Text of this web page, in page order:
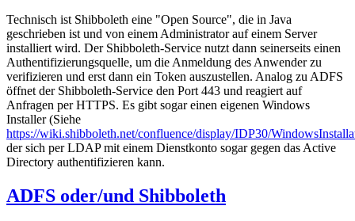
Technisch ist Shibboleth eine "Open Source", die in Java
geschrieben ist und von einem Administrator auf einem Server
installiert wird. Der Shibboleth-Service nutzt dann seinerseits einen
Authentifizierungsquelle, um die Anmeldung des Anwender zu
verifizieren und erst dann ein Token auszustellen. Analog zu ADFS
öffnet der Shibboleth-Service den Port 443 und reagiert auf
Anfragen per HTTPS. Es gibt sogar einen eigenen Windows
Installer (Siehe
https://wiki.shibboleth.net/confluence/display/IDP30/
der sich per LDAP mit einem Dienstkonto sogar gegen das Active
Directory authentifizieren kann.
ADFS oder/und Shibboleth